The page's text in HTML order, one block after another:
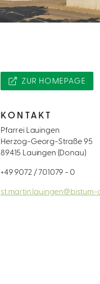
ZUR HOMEPAGE
KONTAKT
Pfarrei Lauingen
Herzog-Georg-Straße 95
89415 Lauingen (Donau)
+49 9072 / 701079 - 0